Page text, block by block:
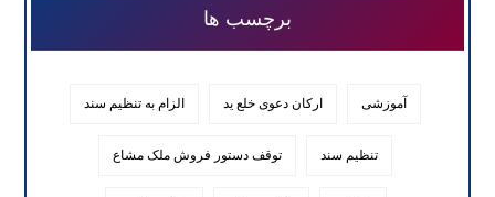
برچسب ها
آموزشی ارکان دعوی خلع ید الزام به تنظیم سند
تنظیم سند توقف دستور فروش ملک مشاع